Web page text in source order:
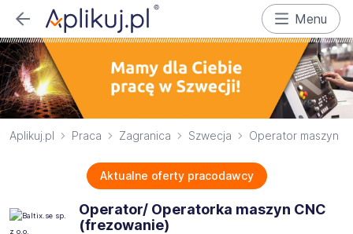
Menu
Aplikuj.pl Praca Zagranica Szwecja Operator maszyn
Aktualne oferty pracodawcy
Operator/ Operatorka maszyn CNC
(frezowanie)